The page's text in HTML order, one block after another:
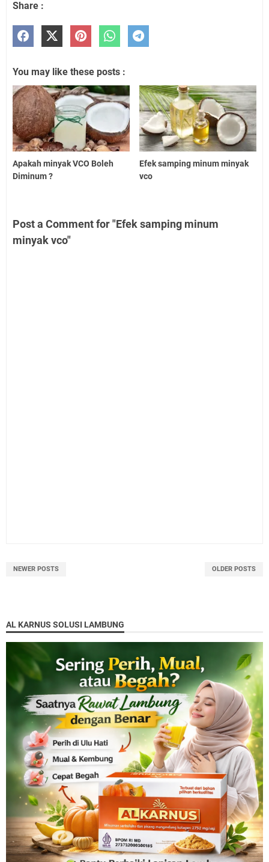
Share :
You may like these posts :
Apakah minyak VCO Boleh
Diminum ?
Efek samping minum minyak
vco
Post a Comment for "Efek samping minum
minyak vco"
NEWER POSTS OLDER POSTS
AL KARNUS SOLUSI LAMBUNG